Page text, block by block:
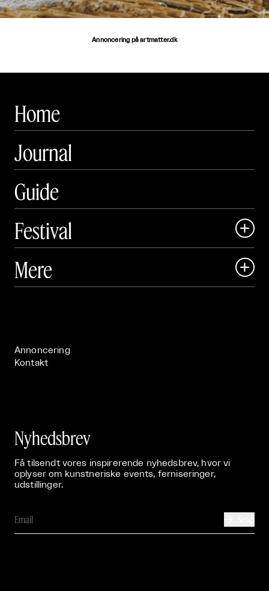
Annoncering på artmatter.dk
Home
Journal
Guide
Festival

 Art Matter Festival
Mere 
Annoncering
Kontakt
Nyhedsbrev
Få tilsendt vores inspirerende nyhedsbrev, hvor vi
oplyser om kunstneriske events, ferniseringer,
udstillinger.